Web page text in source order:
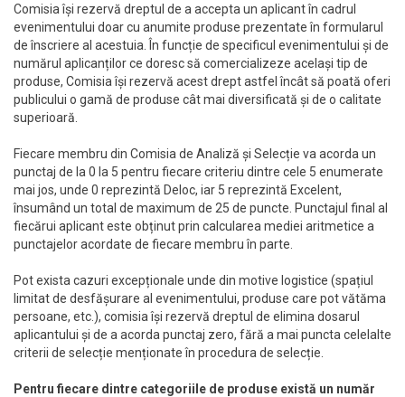
Comisia își rezervă dreptul de a accepta un aplicant în cadrul
evenimentului doar cu anumite produse prezentate în formularul
de înscriere al acestuia. În funcție de specificul evenimentului și de
numărul aplicanților ce doresc să comercializeze același tip de
produse, Comisia își rezervă acest drept astfel încât să poată oferi
publicului o gamă de produse cât mai diversificată și de o calitate
superioară.
Fiecare membru din Comisia de Analiză și Selecție va acorda un
punctaj de la 0 la 5 pentru fiecare criteriu dintre cele 5 enumerate
mai jos, unde 0 reprezintă Deloc, iar 5 reprezintă Excelent,
însumând un total de maximum de 25 de puncte. Punctajul final al
fiecărui aplicant este obținut prin calcularea mediei aritmetice a
punctajelor acordate de fiecare membru în parte.
Pot exista cazuri excepționale unde din motive logistice (spațiul
limitat de desfășurare al evenimentului, produse care pot vătăma
persoane, etc.), comisia își rezervă dreptul de elimina dosarul
aplicantului și de a acorda punctaj zero, fără a mai puncta celelalte
criterii de selecție menționate în procedura de selecție.
Pentru fiecare dintre categoriile de produse există un număr